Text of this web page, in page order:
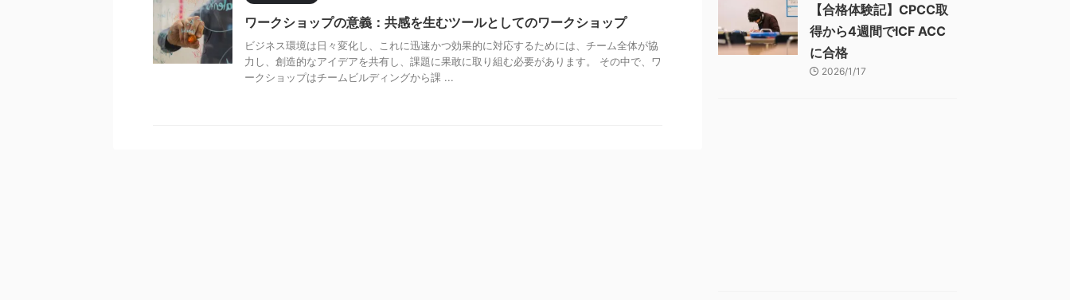
ワークショップの意義：共感を生むツールとしてのワークショップ
ビジネス環境は日々変化し、これに迅速かつ効果的に対応するためには、チーム全体が協
力し、創造的なアイデアを共有し、課題に果敢に取り組む必要があります。 その中で、ワ
ークショップはチームビルディングから課 ...
【合格体験記】CPCC取
得から4週間でICF ACC
に合格
2026/1/17